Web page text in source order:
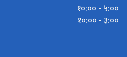
१०:०० - ५:००
१०:०० - ३:००